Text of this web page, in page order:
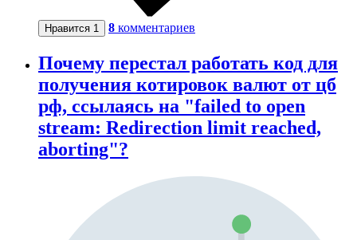
Нравится 1 8 комментариев
Почему перестал работать код для
получения котировок валют от цб
рф, ссылаясь на "failed to open
stream: Redirection limit reached,
aborting"?